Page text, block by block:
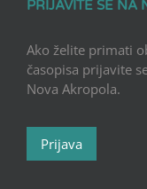
PRIJAVITE SE NA
Ako želite primati
časopisa prijavite
Nova Akropola.
Prijava